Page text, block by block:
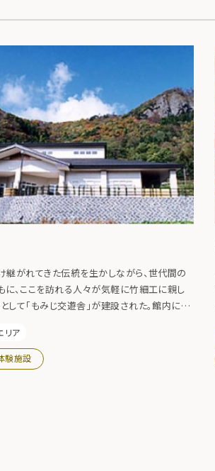
継がれてきた伝統を生かしながら、世代間の
に、ここを訪れる人々が気軽に竹細工に親し
して「もみじ交遊舎」が建設された。館内には
工工芸室などがある。
リア
験施設